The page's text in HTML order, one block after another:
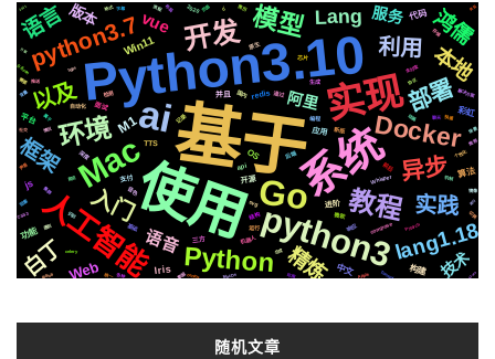
基于
使用
Python3.10
系统
ai 实现
Go
python3
Mac
人工智能
开发
环境
教程
Python
模型
Docker
python3.7
异步
部署
以及
利用
实践
入门
框架
lang1.18
本地
白丁
鸿儒
语言
精炼
Lang
语音
vue
技术
阿里
服务
版本
Web
M1
Win11
js
Iris 中文
算法
彩虹
功能
代码
构建
OS
redis
开源
并且
应用
TTS
进阶
平台
支付
面试
api
三方
国内
后端
Whisper
机器人
深度
记录 编程
通过
新版
svg
生成
结构
运行
自动化
音色
响应 compose
原生
芯片
前后
检测
微软
基础
2020
动画
合成
爬虫
属于
情况
协议
io
聊天
MacOs
页面
https
Pytorch
支付宝
简历
快速
识别
布局
Tornado
个性化
集群
流程
声音
可用
机制
社交
数据centos
推送
需要
解决方案
格式 字幕
变量
推荐
celery
场景
阻塞
镜像
Apple
各种
存储
Silicon
遇到
统一
CSS3
github
切换
方案
递归
2021 类型
Azure
随机文章